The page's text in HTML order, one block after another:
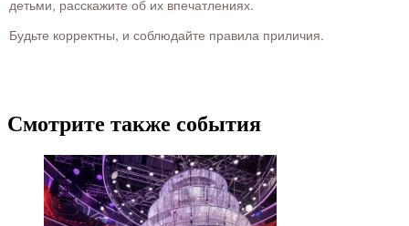
детьми, расскажите об их впечатлениях.
Будьте корректны, и соблюдайте правила приличия.
Смотрите также события